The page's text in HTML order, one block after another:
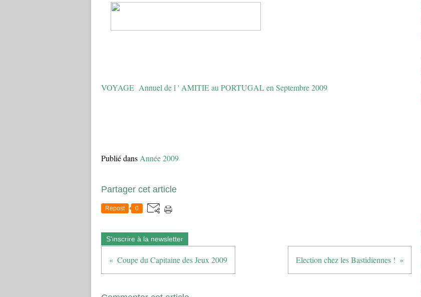
VOYAGE Annuel de l ' AMITIE au PORTUGAL en Septembre 2009
Publié dans Année 2009
Partager cet article
Repost 0
S'inscrire à la newsletter
Coupe du Capitaine des Jeux 2009 Election chez les Bastidiennes !